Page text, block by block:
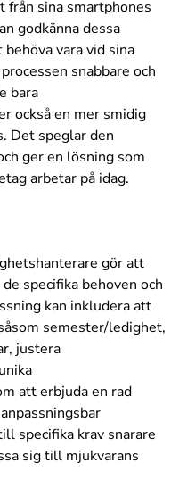
från sina smartphones
godkänna dessa
vara vid sina
snabbare och
bara
också en mer smidig
Det speglar den
ger en lösning som
arbetar på idag.
gör att
specifika behoven och
kan inkludera att
semester/ledighet,
justera
att erbjuda en rad
specifika krav snarare
sig till mjukvarans